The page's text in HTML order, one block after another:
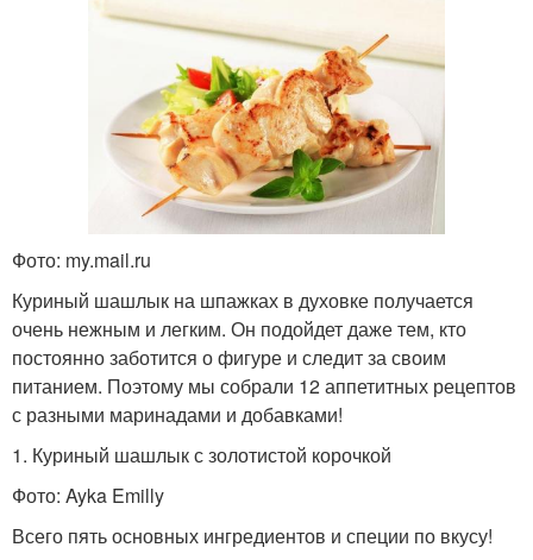
Фото: my.mail.ru
Куриный шашлык на шпажках в духовке получается
очень нежным и легким. Он подойдет даже тем, кто
постоянно заботится о фигуре и следит за своим
питанием. Поэтому мы собрали 12 аппетитных рецептов
с разными маринадами и добавками!
1. Куриный шашлык с золотистой корочкой
Фото: Ayka Emilly
Всего пять основных ингредиентов и специи по вкусу!